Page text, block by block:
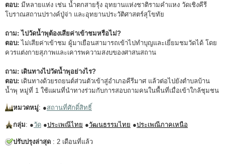
ตอบ: มีหลายแห่ง เช่น น้ำตกสายรุ้ง อุทยานแห่งชาติรามคำแหง วัดเชิงคีรี
โบราณสถานปรางค์ปู่จ่า และอุทยานประวัติศาสตร์สุโขทัย
ถาม: ไปวัดน้ำพุต้องเสียค่าเข้าชมหรือไม่?
ตอบ: ไม่เสียค่าเข้าชม ผู้มาเยือนสามารถเข้าไปทำบุญและเยี่ยมชมวัดได้ โดย
ควรแต่งกายสุภาพและเคารพความสงบของศาสนสถาน
ถาม: เดินทางไปวัดน้ำพุอย่างไร?
ตอบ: เดินทางด้วยรถยนต์ส่วนตัวเข้าสู่อำเภอคีรีมาศ แล้วต่อไปยังตำบลบ้าน
น้ำพุ หมู่ที่ 1 ใช้แผนที่นำทางร่วมกับการสอบถามคนในพื้นที่เมื่อเข้าใกล้ชุมชน
หมวดหมู่: ●สถานที่ศักดิ์สิทธิ์
กลุ่ม: ●วัด ●ประเพณีไทย ●วัฒนธรรมไทย ●ประเพณีภาคเหนือ
ปรับปรุงล่าสุด : 2 เดือนที่แล้ว